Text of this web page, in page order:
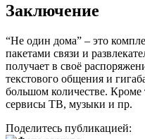
Заключение
“Не один дома” – это
пакетами связи и
получает в своё
текстового общения и
большом количестве. Кроме
сервисы ТВ, музыки и пр.
Поделитесь публикацией: